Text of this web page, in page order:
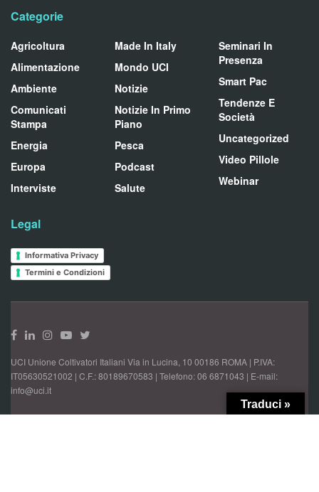
Categorie
Agricoltura
Alimentazione
Ambiente
Comunicati
Stampa
Energia
Europa
Interviste
Made In Italy
Mondo UCI
Notizie
Notizie In Primo
Piano
Pesca
Podcast
Salute
Seminari In
Presenza
Smart Pac
Tendenze E
Società
Uncategorized
Video Pillole
Webinar
Legal
Informativa Privacy
Termini e Condizioni
UCI Unione Coltivatori Italiani Via in Lucina, 10 00186 ROMA | P.IVA:
IT05630521002 | C.F.: 80189670583 | Telefono: 06 6871043 | E-mail:
info@uci.it
Traduci »